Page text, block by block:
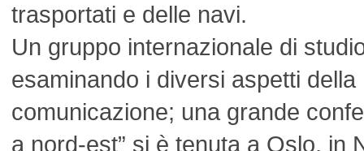
trasportati e delle navi.
Un gruppo internazionale di
esaminando i diversi aspetti
comunicazione; una grande
a nord-est” si è tenuta a Oslo, in